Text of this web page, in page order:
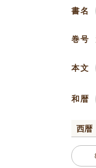
書名
巻号
本文
和暦
西暦